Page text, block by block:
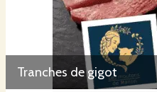
Tranches de gigot